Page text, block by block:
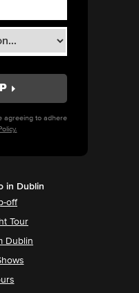
agreeing to adhere
in Dublin
off
Tour
Dublin